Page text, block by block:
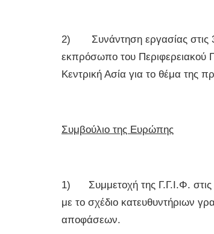
2) Συνάντηση εργασίας στις
εκπρόσωπο του Περιφερειακού
Κεντρική Ασία για το θέμα της
Συμβούλιο της Ευρώπης
1) Συμμετοχή της Γ.Γ.Ι.Φ. στις
με το σχέδιο κατευθυντήριων
αποφάσεων.